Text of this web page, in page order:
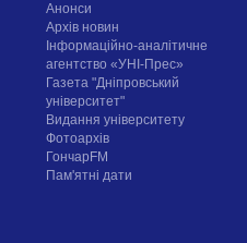
Анонси
Архів новин
Інформаційно-аналітичне
агентство «УНІ-Прес»
Газета "Дніпровський
університет"
Видання університету
Фотоархів
ГончарFM
Пам'ятні дати